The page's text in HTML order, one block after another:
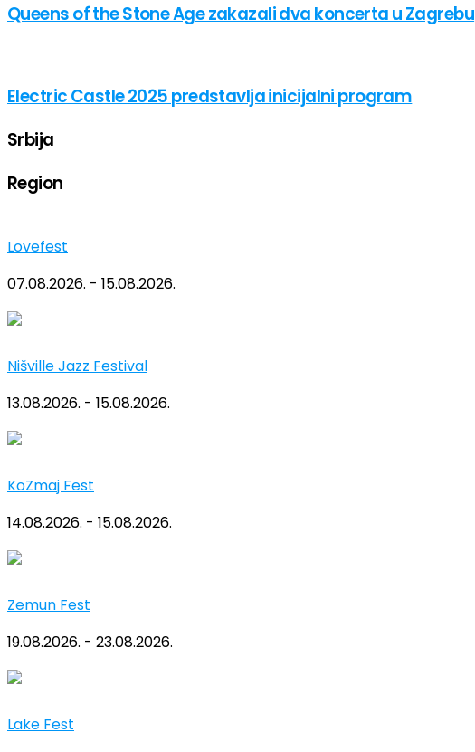
Queens of the Stone Age zakazali dva koncerta u Zagrebu
Electric Castle 2025 predstavlja inicijalni program
Srbija
Region
Lovefest
07.08.2026. - 15.08.2026.
Nišville Jazz Festival
13.08.2026. - 15.08.2026.
KoZmaj Fest
14.08.2026. - 15.08.2026.
Zemun Fest
19.08.2026. - 23.08.2026.
Lake Fest